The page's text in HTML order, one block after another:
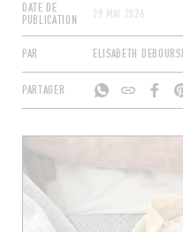
DATE DE
PUBLICATION
29 MAI 2026
PAR ELISABETH
PARTAGER